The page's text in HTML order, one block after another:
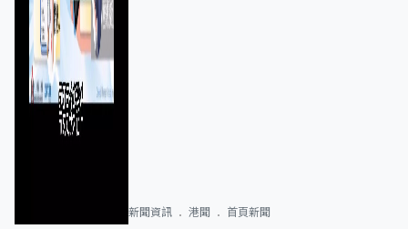
新聞資訊 港聞 首頁新聞